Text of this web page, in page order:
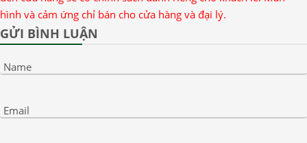
hình và cảm ứng chỉ bán cho cửa hàng và đại lý.
GỬI BÌNH LUẬN
Name
Email